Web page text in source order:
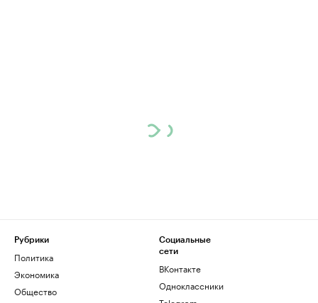
Рубрики
Политика
Экономика
Общество
Социальные
сети
ВКонтакте
Одноклассники